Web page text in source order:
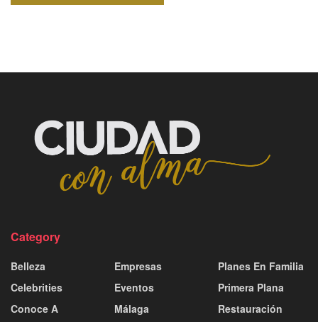
Category
Belleza
Celebrities
Conoce A
Empresas
Eventos
Málaga
Planes En Familia
Primera Plana
Restauración